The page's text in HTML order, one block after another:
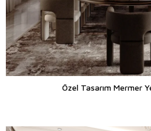
Özel Tasarım Mermer